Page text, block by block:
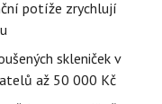
potíže zrychlují
skleniček v
až 50 000 Kč